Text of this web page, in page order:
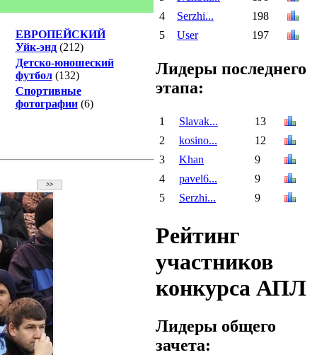
ЕВРОПЕЙСКИЙ
Уйк-энд(212)
Детско-юношеский
футбол(132)
Спортивные
фотографии(6)
4
Serzhi...
198
5
User 197
Лидеры последнего
этапа:
1 Slavak...
13
2
kosino...
12
3
Khan
9
4
pavel6...
9
5
Serzhi... 9
Рейтинг
участников
конкурса АПЛ
Лидеры общего
зачета: